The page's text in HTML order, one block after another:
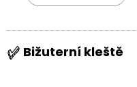
Bižuterní kleště